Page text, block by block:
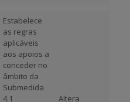
Estabelece
as regras
aplicáveis
aos apoios a
conceder no
âmbito da
Submedida
4.1 
Altera